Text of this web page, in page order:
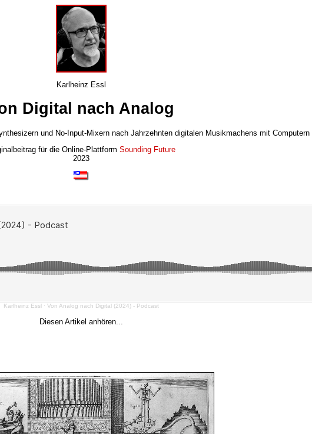
Karlheinz Essl
Digital nach Analog
und No-Input-Mixern nach Jahrzehnten digitalen Musikmachens mit
für die Online-Plattform Sounding Future
2023
Karlheinz Essl · Von Analog nach Digital (2024) - Podcast
Diesen Artikel anhören...